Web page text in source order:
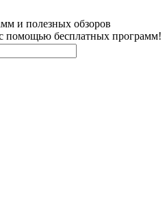
и полезных обзоров
помощью бесплатных программ!